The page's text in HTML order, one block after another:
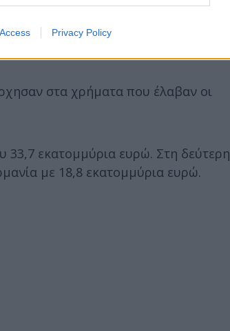
Privacy Policy
στα χρήματα που έλαβαν οι
33,7 εκατομμύρια ευρώ. Στη δεύτερη
με 18,8 εκατομμύρια ευρώ.